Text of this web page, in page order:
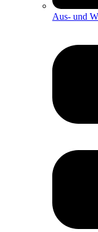
Aus- und